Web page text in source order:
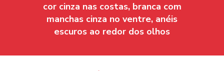
cor cinza nas costas, branca com
manchas cinza no ventre, anéis
escuros ao redor dos olhos